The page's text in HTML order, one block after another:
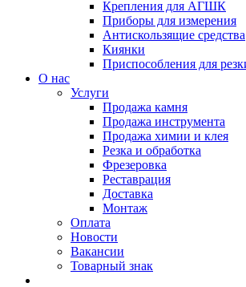
Крепления для АГШК
Приборы для измерения
Антискользящие средства
Киянки
Приспособления для
О нас
Услуги
Продажа камня
Продажа инструмента
Продажа химии и клея
Резка и обработка
Фрезеровка
Реставрация
Доставка
Монтаж
Оплата
Новости
Вакансии
Товарный знак